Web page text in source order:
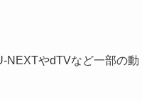
NEXTやdTVなど一部の動